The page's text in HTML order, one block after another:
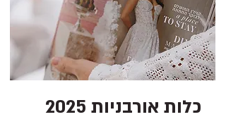
כלות אורבניות 2025